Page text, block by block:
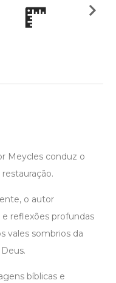
Meycles conduz o
o autor
reflexões profundas
vales sombrios da
bíblicas e